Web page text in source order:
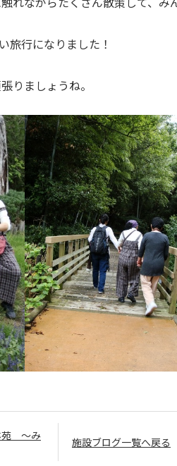
旅行になりました！
りましょうね。
苑 ～み
施設ブログ一覧へ戻る